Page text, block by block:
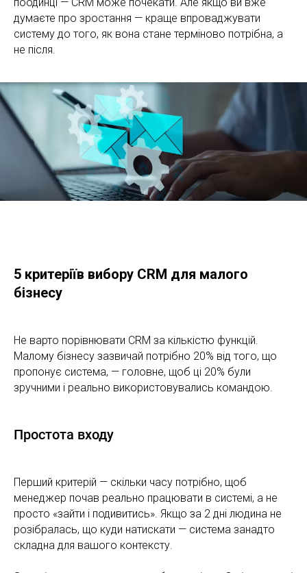
поодинці — CRM може почекати. Але якщо ви вже
думаєте про зростання — краще впроваджувати
систему до того, як вона стане терміново потрібна, а
не після.
5 критеріїв вибору CRM для малого
бізнесу
Не варто порівнювати CRM за кількістю функцій.
Малому бізнесу зазвичай потрібно 20% від того, що
пропонує система, — головне, щоб ці 20% були
зручними і реально використовувались командою.
Простота входу
Перший критерій — скільки часу потрібно, щоб
менеджер почав реально працювати в системі, а не
просто «зайти і подивитись». Якщо за 2 дні людина не
розібралась, що куди натискати — система занадто
складна для вашого контексту.